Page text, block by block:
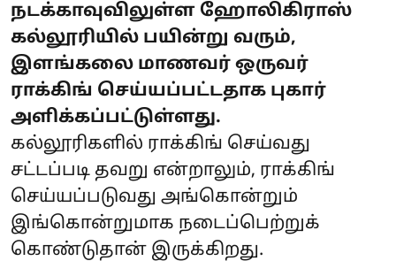
நடக்காவுவிலுள்ள ஹோலிகிராஸ்
கல்லூரியில் பயின்று வரும்,
இளங்கலை மாணவர் ஒருவர்
ராக்கிங் செய்யப்பட்டதாக புகார்
அளிக்கப்பட்டுள்ளது.
கல்லூரிகளில் ராக்கிங் செய்வது
சட்டப்படி தவறு என்றாலும், ராக்கிங்
செய்யப்படுவது அங்கொன்றும்
இங்கொன்றுமாக நடைப்பெற்றுக்
கொண்டுதான் இருக்கிறது.